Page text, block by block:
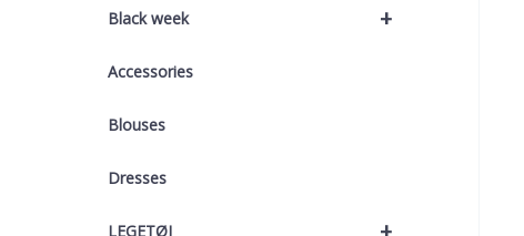
+
Black week
Accessories
Blouses
Dresses
LEGETØJ